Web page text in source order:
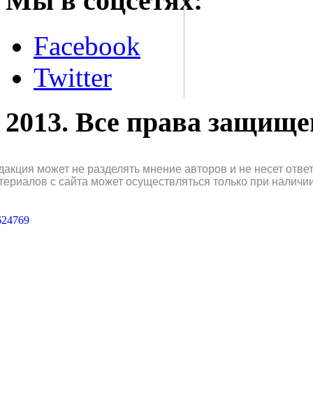
Facebook
Twitter
2013. Все права
может не разделять мнение авторов и не несет
с сайта может осуществляться только при